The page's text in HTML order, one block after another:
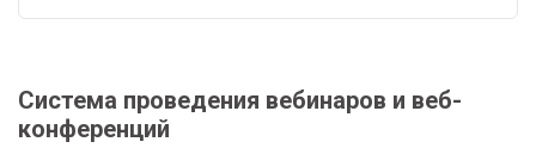
Система проведения вебинаров и веб-
конференций